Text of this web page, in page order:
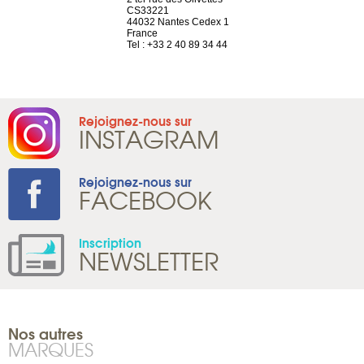
CS33221
44032 Nantes Cedex 1
France
Tel : +33 2 40 89 34 44
Rejoignez-nous sur
INSTAGRAM
Rejoignez-nous sur
FACEBOOK
Inscription
NEWSLETTER
Nos autres
MARQUES